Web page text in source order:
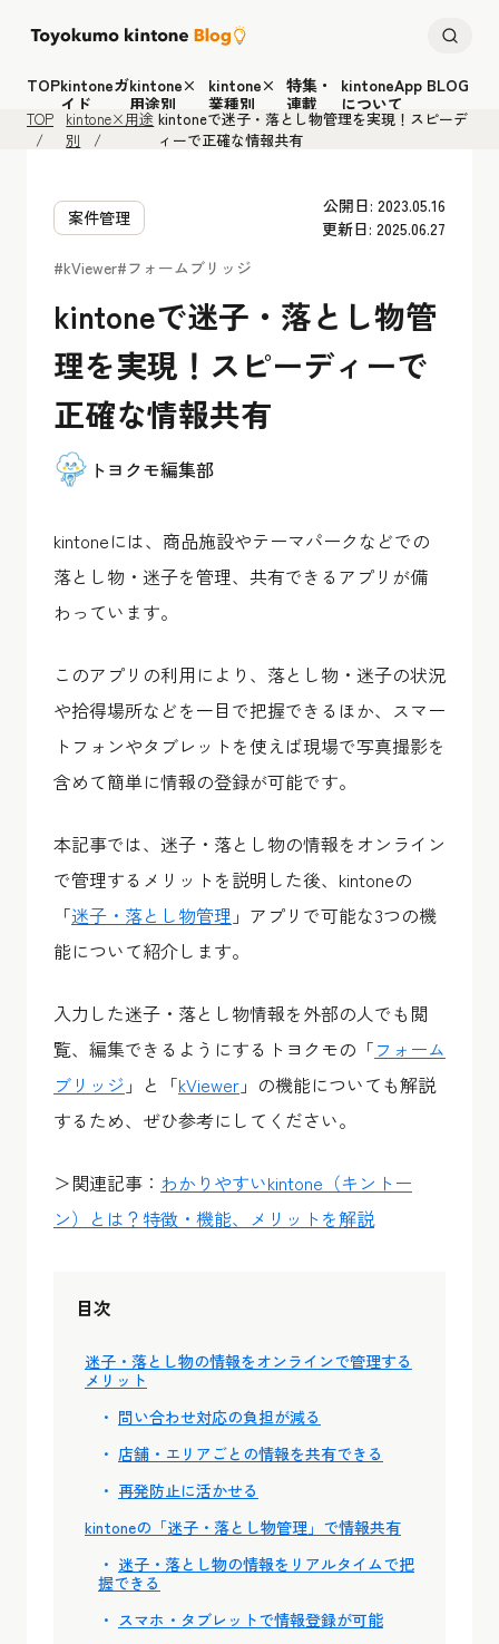
TOPkintoneガ
イド
kintone×
用途別
kintone×
業種別
特集・
連載
kintoneApp BLOG
について
TOP
kintone×用途
別
kintoneで迷子・落とし物管理を実現！スピーデ
ィーで正確な情報共有
案件管理
公開日: 2023.05.16
更新日: 2025.06.27
#kViewer#フォームブリッジ
kintoneで迷子・落とし物管
理を実現！スピーディーで
正確な情報共有
トヨクモ編集部
kintoneには、商品施設やテーマパークなどでの
落とし物・迷子を管理、共有できるアプリが備
わっています。
このアプリの利用により、落とし物・迷子の状況
や拾得場所などを一目で把握できるほか、スマー
トフォンやタブレットを使えば現場で写真撮影を
含めて簡単に情報の登録が可能です。
本記事では、迷子・落とし物の情報をオンライン
で管理するメリットを説明した後、kintoneの
「迷子・落とし物管理 」アプリで可能な3つの機
能について紹介します。
入力した迷子・落とし物情報を外部の人でも閲
覧、編集できるようにするトヨクモの「フォーム
ブリッジ 」と「kViewer 」の機能についても解説
するため、ぜひ参考にしてください。
＞関連記事： わかりやすいkintone（キントー
ン）とは？特徴・機能、メリットを解説
目次
迷子・落とし物の情報をオンラインで管理する
メリット
問い合わせ対応の負担が減る
店舗・エリアごとの情報を共有できる
再発防止に活かせる
kintoneの「迷子・落とし物管理」で情報共有
迷子・落とし物の情報をリアルタイムで把
握できる
スマホ・タブレットで情報登録が可能